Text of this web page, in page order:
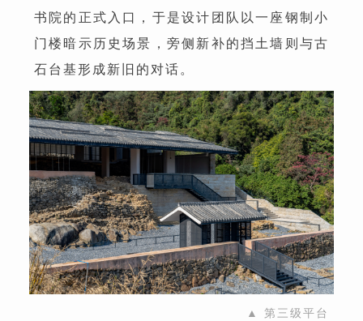
书院的正式入口，于是设计团队以一座钢制小
门楼暗示历史场景，旁侧新补的挡土墙则与古
石台基形成新旧的对话。
▲ 第三级平台